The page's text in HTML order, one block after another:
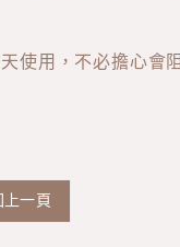
使用，不必擔心會
上一頁